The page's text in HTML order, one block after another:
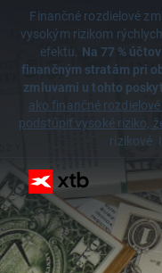
Finančné rozdielové
vysokým rizikom
efektu. Na 77 %
finančným stratám pri
zmluvami u tohto
ako finančné
podstúpiť vysoké riziko,
rizikové.